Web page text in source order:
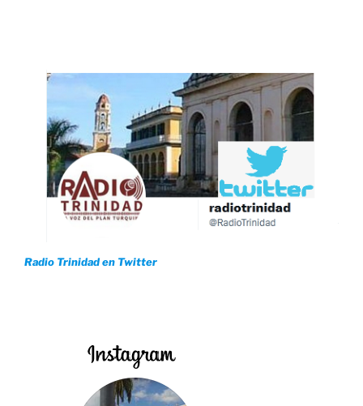
Radio Trinidad en Twitter